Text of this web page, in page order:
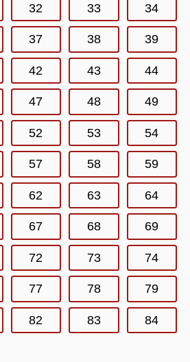
32 33 34
37 38 39
42 43 44
47 48 49
52 53 54
57 58 59
62 63 64
67 68 69
72 73 74
77 78 79
82 83 84